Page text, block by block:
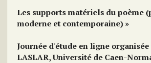
Les supports matériels du poème
moderne et contemporaine) »
Journée d'étude en ligne
LASLAR, Université de Caen-